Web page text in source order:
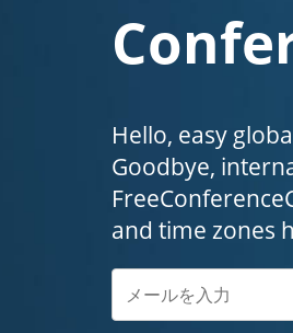
Hello, easy
Goodbye,
and time zones